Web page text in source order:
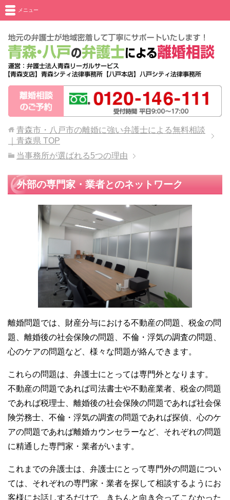
メニュー
青森市・八戸市の離婚に強い弁護士による無料相談
｜青森県 TOP
当事務所が選ばれる5つの理由
外部の専門家・業者とのネットワーク
離婚問題では、財産分与における不動産の問題、税金の問
題、離婚後の社会保険の問題、不倫・浮気の調査の問題、
心のケアの問題など、様々な問題が絡んできます。
これらの問題は、弁護士にとっては専門外となります。
不動産の問題であれば司法書士や不動産業者、税金の問題
であれば税理士、離婚後の社会保険の問題であれば社会保
険労務士、不倫・浮気の調査の問題であれば探偵、心のケ
アの問題であれば離婚カウンセラーなど、それぞれの問題
に精通した専門家・業者がいます。
これまでの弁護士は、弁護士にとって専門外の問題につい
ては、それぞれの専門家・業者を探して相談するようにお
客様にお話しするだけで、きちんと向き合ってこなかった